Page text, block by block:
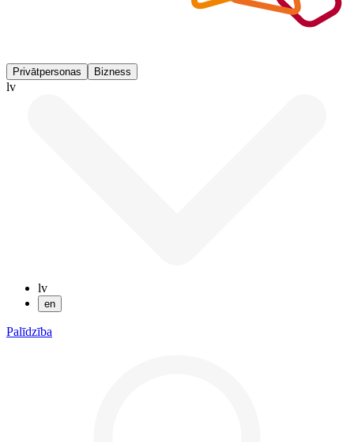
Privātpersonas Bizness
lv
lv
en
Palīdzība